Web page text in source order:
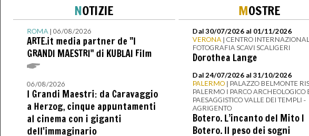
NOTIZIE
ROMA| 06/08/2026
ARTE.it media partner de "I
GRANDI MAESTRI" di KUBLAI Film
06/08/2026
I Grandi Maestri: da Caravaggio
a Herzog, cinque appuntamenti
al cinema con i giganti
dell'immaginario
MOSTRE
Dal 30/07/2026 al 01/11/2026
VERONA | CENTRO
FOTOGRAFIA SCAVI SCALIGERI
Dorothea Lange
Dal 24/07/2026 al 31/10/2026
PALERMO | PALAZZO BELMONTE
PALERMO I PARCO ARCHEOLOGICO
PAESAGGISTICO VALLE DEI TEMPLI -
AGRIGENTO
Botero. L’incanto del Mito I
Botero. Il peso dei sogni